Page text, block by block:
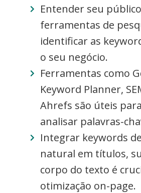
Entender seu
ferramentas de
identificar as
o seu negócio.
Ferramentas como
Keyword Planner,
Ahrefs são úteis
analisar palavras-
Integrar keywords
natural em títulos,
corpo do texto é
otimização on-page.